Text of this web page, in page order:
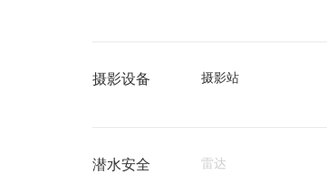
摄影设备 摄影站
潜水安全 雷达